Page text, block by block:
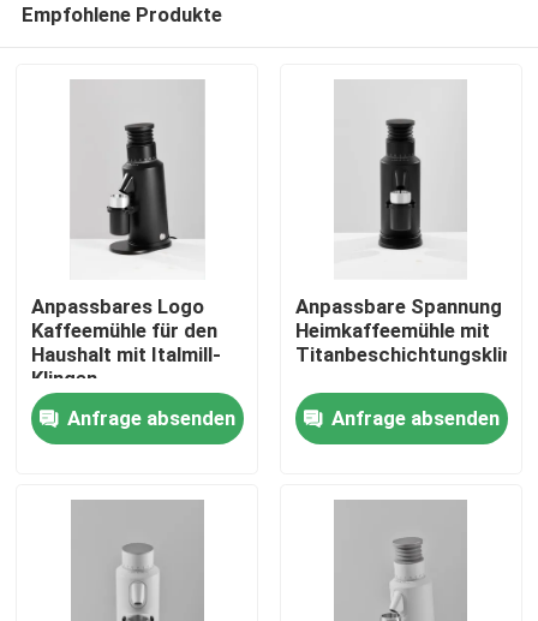
VR Show
Empfohlene Produkte
Anpassbares Logo
Kaffeemühle für den
Haushalt mit Italmill-
Klingen
Anfrage absenden
Anpassbare Spannung
Heimkaffeemühle mit
Titanbeschichtungsklinge
Anfrage absenden